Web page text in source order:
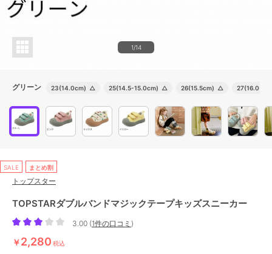
1/14
グリーン 23(14.0cm) △ 25(14.5-15.0cm) △ 26(15.5cm) △ 27(16.0-
SALE まとめ割
トップスター
TOPSTARダブルバンドマジックテープキッズスニーカー
3.00 (1件の口コミ )
￥2,280 税込